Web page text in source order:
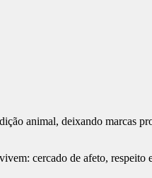
animal, deixando marcas
cercado de afeto, respeito